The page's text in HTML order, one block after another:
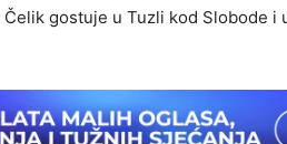
gostuje u Tuzli kod Slobode i